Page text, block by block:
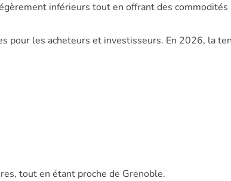
inférieurs tout en offrant des
pour les acheteurs et investisseurs. En 2026, la
tout en étant proche de Grenoble.